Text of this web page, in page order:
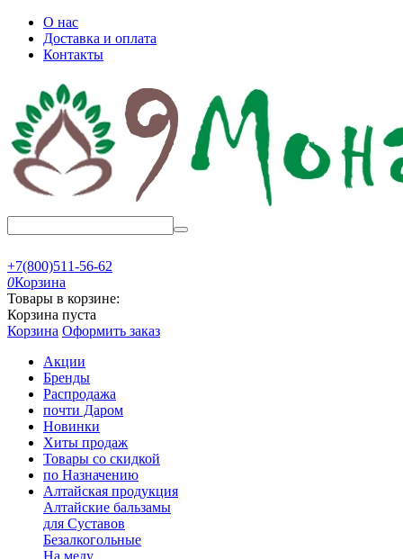
О нас
Доставка и оплата
Контакты
+7(800)511-56-62
0Корзина
Товары в корзине:
Корзина пуста
Корзина Оформить заказ
Акции
Бренды
Распродажа
почти Даром
Новинки
Хиты продаж
Товары со скидкой
по Назначению
Алтайская продукция
Алтайские бальзамы
для Суставов
Безалкогольные
На меду